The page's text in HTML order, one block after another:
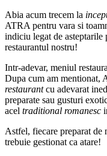
Abia acum trecem la
ATRA pentru vara si
indiciu legat de asteptarile
restaurantul nostru!
Intr-adevar, meniul
Dupa cum am mentionat,
restaurantcu adevarat
preparate sau gusturi
acel traditional romanesc
Astfel, fiecare preparat de
trebuie gestionat ca atare!